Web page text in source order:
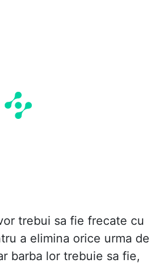
trebui sa fie frecate cu
a elimina orice urma de
barba lor trebuie sa fie,